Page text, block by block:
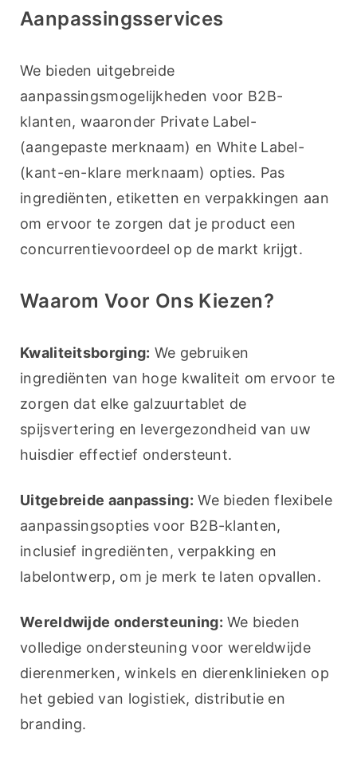
Aanpassingsservices
We bieden uitgebreide
aanpassingsmogelijkheden voor B2B-
klanten, waaronder Private Label-
(aangepaste merknaam) en White Label-
(kant-en-klare merknaam) opties. Pas
ingrediënten, etiketten en verpakkingen aan
om ervoor te zorgen dat je product een
concurrentievoordeel op de markt krijgt.
Waarom Voor Ons Kiezen?
Kwaliteitsborging: We gebruiken
ingrediënten van hoge kwaliteit om ervoor te
zorgen dat elke galzuurtablet de
spijsvertering en levergezondheid van uw
huisdier effectief ondersteunt.
Uitgebreide aanpassing: We bieden flexibele
aanpassingsopties voor B2B-klanten,
inclusief ingrediënten, verpakking en
labelontwerp, om je merk te laten opvallen.
Wereldwijde ondersteuning: We bieden
volledige ondersteuning voor wereldwijde
dierenmerken, winkels en dierenklinieken op
het gebied van logistiek, distributie en
branding.